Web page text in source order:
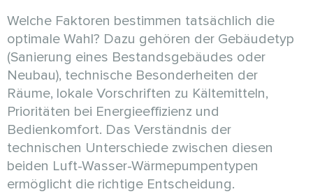
Welche Faktoren bestimmen tatsächlich die
optimale Wahl? Dazu gehören der Gebäudetyp
(Sanierung eines Bestandsgebäudes oder
Neubau), technische Besonderheiten der
Räume, lokale Vorschriften zu Kältemitteln,
Prioritäten bei Energieeffizienz und
Bedienkomfort. Das Verständnis der
technischen Unterschiede zwischen diesen
beiden Luft-Wasser-Wärmepumpentypen
ermöglicht die richtige Entscheidung.